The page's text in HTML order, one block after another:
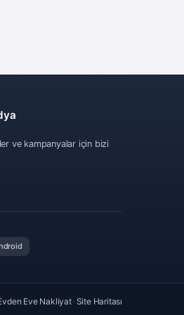
ve kampanyalar için bizi
Eve Nakliyat• Site Haritası